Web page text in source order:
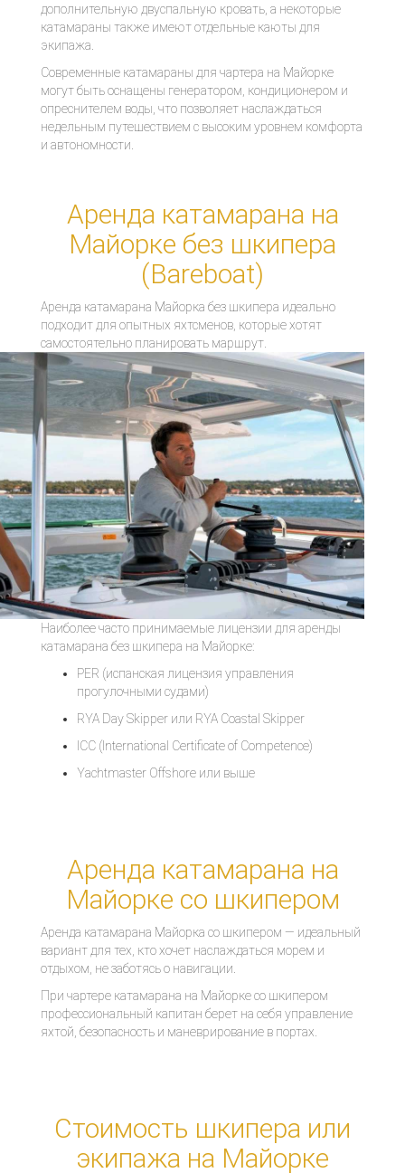
дополнительную двуспальную кровать, а некоторые
катамараны также имеют отдельные каюты для
экипажа.
Современные катамараны для чартера на Майорке
могут быть оснащены генератором, кондиционером и
опреснителем воды, что позволяет наслаждаться
недельным путешествием с высоким уровнем комфорта
и автономности.
Аренда катамарана на
Майорке без шкипера
(Bareboat)
Аренда катамарана Майорка без шкипера идеально
подходит для опытных яхтсменов, которые хотят
самостоятельно планировать маршрут.
Наиболее часто принимаемые лицензии для аренды
катамарана без шкипера на Майорке:
PER (испанская лицензия управления
прогулочными судами)
RYA Day Skipper или RYA Coastal Skipper
ICC (International Certificate of Competence)
Yachtmaster Offshore или выше
Аренда катамарана на
Майорке со шкипером
Аренда катамарана Майорка со шкипером — идеальный
вариант для тех, кто хочет наслаждаться морем и
отдыхом, не заботясь о навигации.
При чартере катамарана на Майорке со шкипером
профессиональный капитан берет на себя управление
яхтой, безопасность и маневрирование в портах.
Стоимость шкипера или
экипажа на Майорке